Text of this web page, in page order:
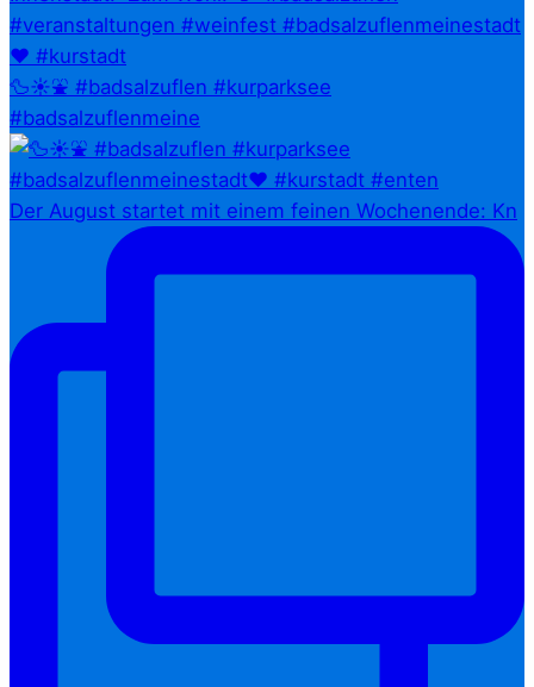
🦆☀️⛲ #badsalzuflen #kurparksee
#badsalzuflenmeine
Der August startet mit einem feinen Wochenende: Kn